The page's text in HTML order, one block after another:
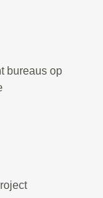
bureaus op